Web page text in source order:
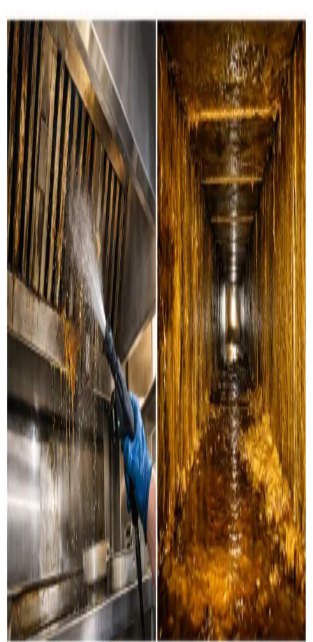
Sådan renser vi din ventilation i
Herning
Boligventilation
Grundig rensning af ventilationskanaler, ventiler og
aggregater i private boliger i Herning. Vi servicerer alle
mærker.
Læs mere
Industri & erhverv
Professionel rensning af industrielle ventilationssystemer
og erhvervsanlæg i Herning og omegn.
Læs mere